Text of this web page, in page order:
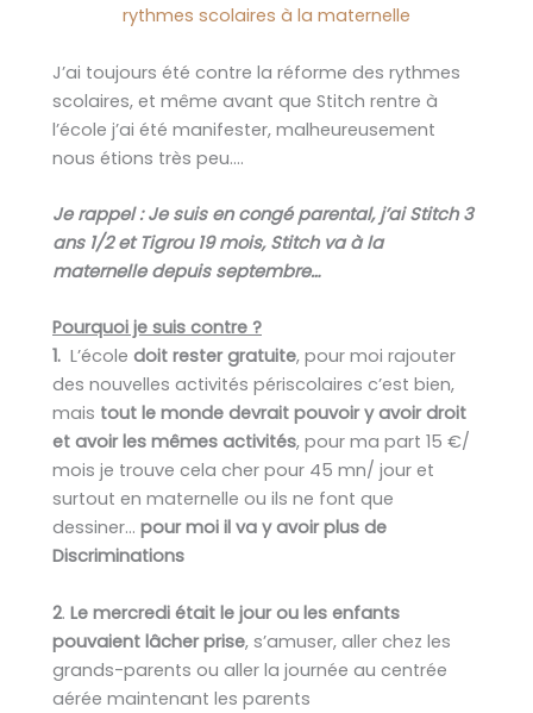
J’ai toujours été contre la réforme des rythmes
scolaires, et même avant que Stitch rentre à
l’école j’ai été manifester, malheureusement
nous étions très peu….
Je rappel : Je suis en congé parental, j’ai Stitch 3
ans 1/2 et Tigrou 19 mois, Stitch va à la
maternelle depuis septembre…
Pourquoi je suis contre ?
1. L’école doit rester gratuite, pour moi rajouter
des nouvelles activités périscolaires c’est bien,
mais tout le monde devrait pouvoir y avoir droit
et avoir les mêmes activités, pour ma part 15 €/
mois je trouve cela cher pour 45 mn/ jour et
surtout en maternelle ou ils ne font que
dessiner… pour moi il va y avoir plus de
Discriminations
2. Le mercredi était le jour ou les enfants
pouvaient lâcher prise, s’amuser, aller chez les
grands-parents ou aller la journée au centrée
aérée maintenant les parents